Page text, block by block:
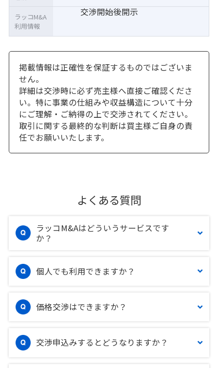
交渉開始後開示
ラッコM&A
利用情報
掲載情報は正確性を保証するものではございま
せん。
詳細は交渉時に必ず売主様へ直接ご確認くださ
い。特に事業の仕組みや収益構造について十分
にご理解・ご納得の上で交渉されてください。
取引に関する最終的な判断は買主様ご自身の責
任でお願いいたします。
よくある質問
ラッコM&Aはどういうサービスです
か？
個人でも利用できますか？
価格交渉はできますか？
交渉申込みするとどうなりますか？